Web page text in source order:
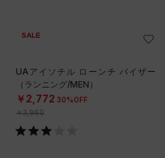
SALE
UAアイソチル ローンチ バイザー
（ランニング/MEN）
￥2,772 30%OFF
￥3,960